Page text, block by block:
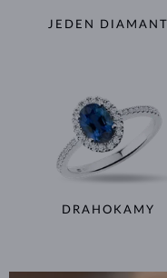
JEDEN DIAMANT
DRAHOKAMY